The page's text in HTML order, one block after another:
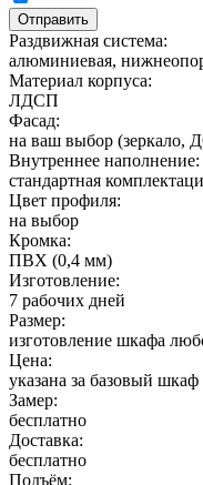
Раздвижная система:
алюминиевая,
Материал корпуса:
ЛДСП
Фасад:
на ваш выбор (зеркало,
Внутреннее наполнение:
стандартная
Цвет профиля:
на выбор
Кромка:
ПВХ (0,4 мм)
Изготовление:
7 рабочих дней
Размер:
изготовление шкафа
Цена:
указана за базовый шкаф
Замер:
бесплатно
Доставка:
бесплатно
Подъём: